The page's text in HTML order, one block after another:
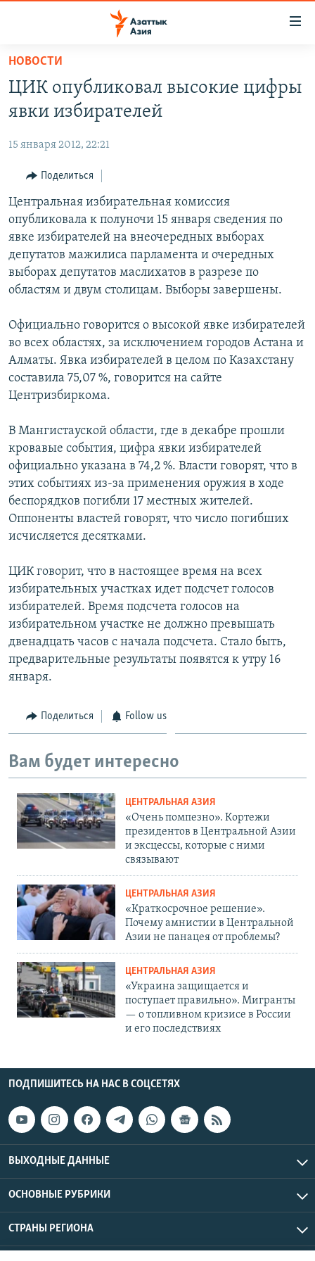
Вернуться
основному
содержанию
навигации
Вернутся
поиску
ЦЕНТРАЛЬНАЯ АЗИЯ
УЗБЕКИСТАН
ТАДЖИКИСТАН
НОВОСТИ
ВОЙНА В УКРАИНЕ
НА ДРУГИХ ЯЗЫКАХ
ҚАЗАҚША
КЫРГЫЗЧА
ЎЗБЕКЧА
ТОҶИКӢ
TÜRKMENÇE
Все сайты РСЕ/РС
НОВОСТИ
ЦИК опубликовал высокие цифры
явки избирателей
15 января 2012, 22:21
Поделиться
Центральная избирательная комиссия
опубликовала к полуночи 15 января сведения по
явке избирателей на внеочередных выборах
депутатов мажилиса парламента и очередных
выборах депутатов маслихатов в разрезе по
областям и двум столицам. Выборы завершены.
Официально говорится о высокой явке избирателей
во всех областях, за исключением городов Астана и
Алматы. Явка избирателей в целом по Казахстану
составила 75,07 %, говорится на сайте
Центризбиркома.
В Мангистауской области, где в декабре прошли
кровавые события, цифра явки избирателей
официально указана в 74,2 %. Власти говорят, что в
этих событиях из-за применения оружия в ходе
беспорядков погибли 17 местных жителей.
Оппоненты властей говорят, что число погибших
исчисляется десятками.
ЦИК говорит, что в настоящее время на всех
избирательных участках идет подсчет голосов
избирателей. Время подсчета голосов на
избирательном участке не должно превышать
двенадцать часов с начала подсчета. Стало быть,
предварительные результаты появятся к утру 16
января.
Поделиться Follow us
Вам будет интересно
ЦЕНТРАЛЬНАЯ АЗИЯ
«Очень помпезно». Кортежи
президентов в Центральной Азии
и эксцессы, которые с ними
связывают
ЦЕНТРАЛЬНАЯ АЗИЯ
«Краткосрочное решение».
Почему амнистии в Центральной
Азии не панацея от проблемы?
ЦЕНТРАЛЬНАЯ АЗИЯ
«Украина защищается и
поступает правильно». Мигранты
— о топливном кризисе в России
и его последствиях
ПОДПИШИТЕСЬ НА НАС В СОЦСЕТЯХ
ВЫХОДНЫЕ ДАННЫЕ
ОСНОВНЫЕ РУБРИКИ
СТРАНЫ РЕГИОНА